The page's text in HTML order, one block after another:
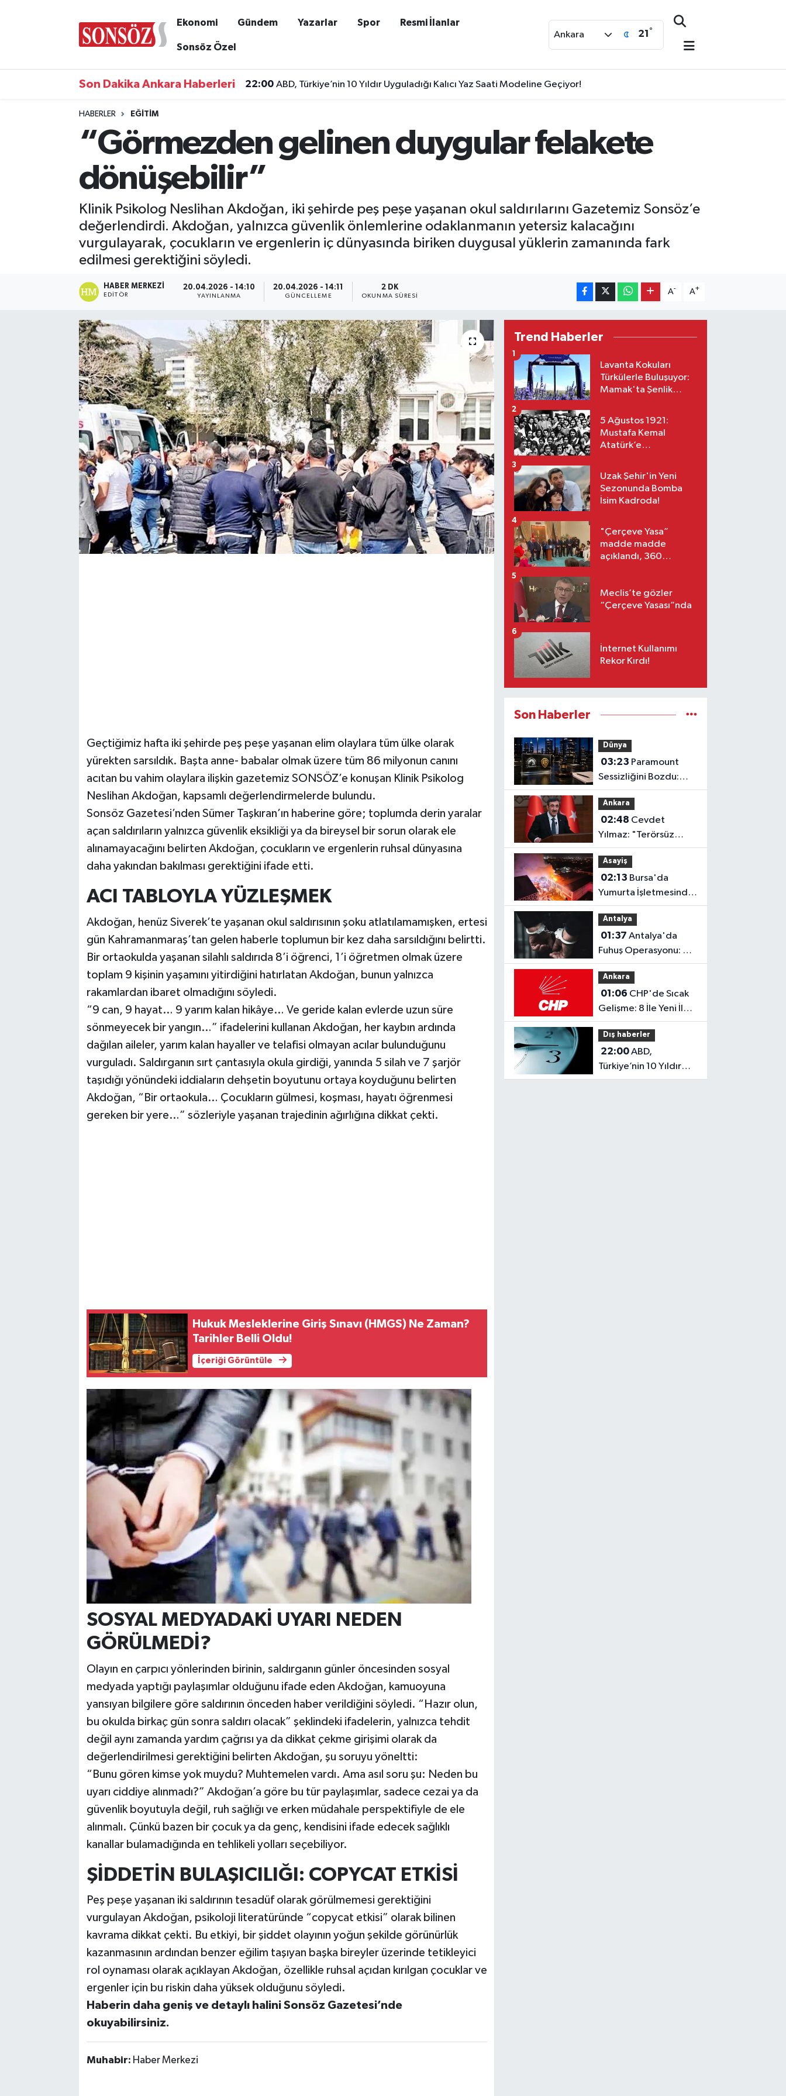
Ekonomi Gündem Yazarlar Spor Resmi İlanlar
Sonsöz Özel
Ankara 21 °
Son Dakika Ankara Haberleri 22:00 ABD, Türkiye’nin 10 Yıldır Uyguladığı Kalıcı Yaz Saati Modeline Geçiyor!
HABERLER EĞITIM
“Görmezden gelinen duygular felakete
dönüşebilir”
Klinik Psikolog Neslihan Akdoğan, iki şehirde peş peşe yaşanan okul saldırılarını Gazetemiz Sonsöz’e
değerlendirdi. Akdoğan, yalnızca güvenlik önlemlerine odaklanmanın yetersiz kalacağını
vurgulayarak, çocukların ve ergenlerin iç dünyasında biriken duygusal yüklerin zamanında fark
edilmesi gerektiğini söyledi.
HABER MERKEZI
EDITÖR
20.04.2026 - 14:10
YAYINLANMA
20.04.2026 - 14:11
GÜNCELLEME
2 DK
OKUNMA SÜRESI
A- A+
Geçtiğimiz hafta iki şehirde peş peşe yaşanan elim olaylara tüm ülke olarak
yürekten sarsıldık. Başta anne- babalar olmak üzere tüm 86 milyonun canını
acıtan bu vahim olaylara ilişkin gazetemiz SONSÖZ’e konuşan Klinik Psikolog
Neslihan Akdoğan, kapsamlı değerlendirmelerde bulundu.
Sonsöz Gazetesi’nden Sümer Taşkıran’ın haberine göre; toplumda derin yaralar
açan saldırıların yalnızca güvenlik eksikliği ya da bireysel bir sorun olarak ele
alınamayacağını belirten Akdoğan, çocukların ve ergenlerin ruhsal dünyasına
daha yakından bakılması gerektiğini ifade etti.
ACI TABLOYLA YÜZLEŞMEK
Akdoğan, henüz Siverek’te yaşanan okul saldırısının şoku atlatılamamışken, ertesi
gün Kahramanmaraş’tan gelen haberle toplumun bir kez daha sarsıldığını belirtti.
Bir ortaokulda yaşanan silahlı saldırıda 8’i öğrenci, 1’i öğretmen olmak üzere
toplam 9 kişinin yaşamını yitirdiğini hatırlatan Akdoğan, bunun yalnızca
rakamlardan ibaret olmadığını söyledi.
“9 can, 9 hayat… 9 yarım kalan hikâye… Ve geride kalan evlerde uzun süre
sönmeyecek bir yangın…” ifadelerini kullanan Akdoğan, her kaybın ardında
dağılan aileler, yarım kalan hayaller ve telafisi olmayan acılar bulunduğunu
vurguladı. Saldırganın sırt çantasıyla okula girdiği, yanında 5 silah ve 7 şarjör
taşıdığı yönündeki iddiaların dehşetin boyutunu ortaya koyduğunu belirten
Akdoğan, “Bir ortaokula… Çocukların gülmesi, koşması, hayatı öğrenmesi
gereken bir yere…” sözleriyle yaşanan trajedinin ağırlığına dikkat çekti.
Hukuk Mesleklerine Giriş Sınavı (HMGS) Ne Zaman?
Tarihler Belli Oldu!
İçeriği Görüntüle
SOSYAL MEDYADAKİ UYARI NEDEN
GÖRÜLMEDİ?
Olayın en çarpıcı yönlerinden birinin, saldırganın günler öncesinden sosyal
medyada yaptığı paylaşımlar olduğunu ifade eden Akdoğan, kamuoyuna
yansıyan bilgilere göre saldırının önceden haber verildiğini söyledi. “Hazır olun,
bu okulda birkaç gün sonra saldırı olacak” şeklindeki ifadelerin, yalnızca tehdit
değil aynı zamanda yardım çağrısı ya da dikkat çekme girişimi olarak da
değerlendirilmesi gerektiğini belirten Akdoğan, şu soruyu yöneltti:
“Bunu gören kimse yok muydu? Muhtemelen vardı. Ama asıl soru şu: Neden bu
uyarı ciddiye alınmadı?” Akdoğan’a göre bu tür paylaşımlar, sadece cezai ya da
güvenlik boyutuyla değil, ruh sağlığı ve erken müdahale perspektifiyle de ele
alınmalı. Çünkü bazen bir çocuk ya da genç, kendisini ifade edecek sağlıklı
kanallar bulamadığında en tehlikeli yolları seçebiliyor.
ŞİDDETİN BULAŞICILIĞI: COPYCAT ETKİSİ
Peş peşe yaşanan iki saldırının tesadüf olarak görülmemesi gerektiğini
vurgulayan Akdoğan, psikoloji literatüründe “copycat etkisi” olarak bilinen
kavrama dikkat çekti. Bu etkiyi, bir şiddet olayının yoğun şekilde görünürlük
kazanmasının ardından benzer eğilim taşıyan başka bireyler üzerinde tetikleyici
rol oynaması olarak açıklayan Akdoğan, özellikle ruhsal açıdan kırılgan çocuklar ve
ergenler için bu riskin daha yüksek olduğunu söyledi.
Haberin daha geniş ve detaylı halini Sonsöz Gazetesi’nde
okuyabilirsiniz.
Muhabir: Haber Merkezi
Trend Haberler
Lavanta Kokuları
Türkülerle Buluşuyor:
Mamak'ta Şenlik
1
5 Ağustos 1921:
Mustafa Kemal
Atatürk’e
2
Uzak Şehir'in Yeni
Sezonunda Bomba
İsim Kadroda!
3
"Çerçeve Yasa”
madde madde
açıklandı, 360
4
Meclis’te gözler
“Çerçeve Yasası”nda
5
İnternet Kullanımı
Rekor Kırdı!
6
Son Haberler
Dünya
03:23
Sessizliğini Bozdu:
Mahkemede
Kazanacağımıza
İnanıyoruz!
Ankara
02:48
Yılmaz: "Terörsüz
Türkiye Ortamında
Standartlarımızı
Yükselteceğiz"
Asayiş
02:13
Yumurta İşletmesinde
Yangın: 1 İtfaiyeci
Dumandan Etkilendi
Antalya
01:37 Antalya'da
Fuhuş Operasyonu: 7
Kişi Tutuklandı!
Ankara
01:06
Gelişme: 8 İle Yeni İl
Başkanı Atandı!
Dış haberler
22:00ABD,
Türkiye’nin 10 Yıldır
Uyguladığı Kalıcı Yaz
İlçe Haberleri
Kültür & Sanat
Ankara Nöbetçi Eczaneler
Ankara Trafik Yoğunluk Haritası
Süper Lig Puan Durumu ve Fikstür
Son Dakika Haberleri